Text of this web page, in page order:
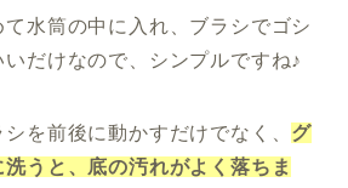
水筒の中に入れ、ブラシでゴシ
だけなので、シンプルですね♪
を前後に動かすだけでなく、 グ
うと、底の汚れがよく落ちま